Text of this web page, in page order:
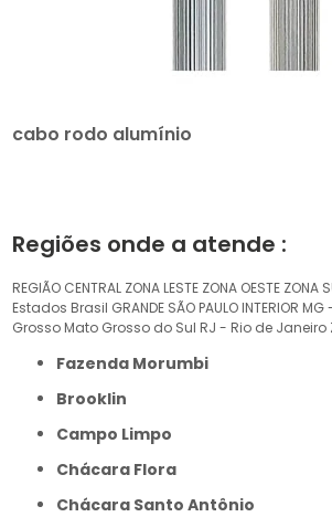
cabo rodo alumínio
Regiões onde a atende :
REGIÃO CENTRAL ZONA LESTE ZONA OESTE ZONA
Estados Brasil GRANDE SÃO PAULO INTERIOR MG
Grosso Mato Grosso do Sul RJ - Rio de Janeiro
Fazenda Morumbi
Brooklin
Campo Limpo
Chácara Flora
Chácara Santo Antônio